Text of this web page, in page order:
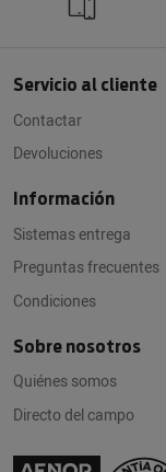
Servicio al cliente
Contactar
Devoluciones
Información
Sistemas entrega
Preguntas frecuentes
Condiciones
Sobre nosotros
Quiénes somos
Directo del campo